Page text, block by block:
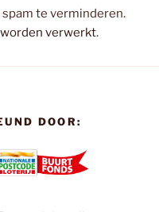
te verminderen.
verwerkt.
DOOR: